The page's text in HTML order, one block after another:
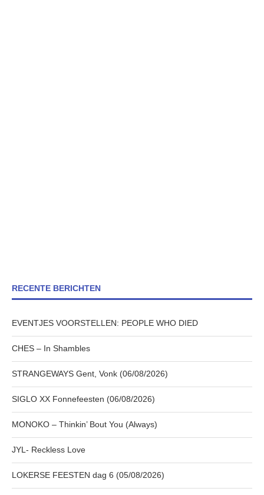
RECENTE BERICHTEN
EVENTJES VOORSTELLEN: PEOPLE WHO DIED
CHES – In Shambles
STRANGEWAYS Gent, Vonk (06/08/2026)
SIGLO XX Fonnefeesten (06/08/2026)
MONOKO – Thinkin’ Bout You (Always)
JYL- Reckless Love
LOKERSE FEESTEN dag 6 (05/08/2026)